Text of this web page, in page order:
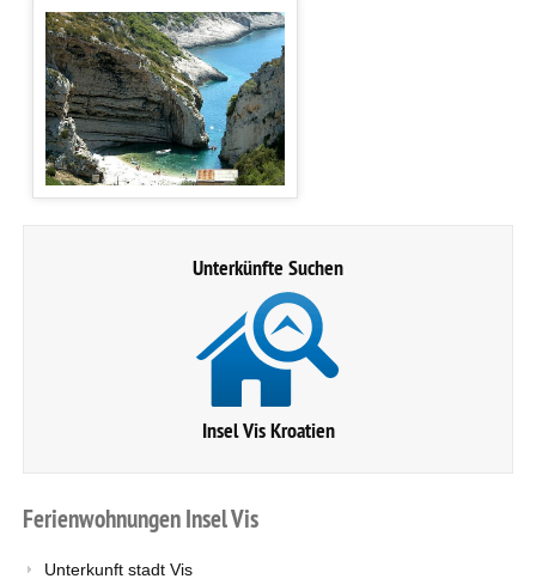
Unterkünfte Suchen
Insel Vis Kroatien
FerienwohnungenInselVis
Unterkunft stadt Vis